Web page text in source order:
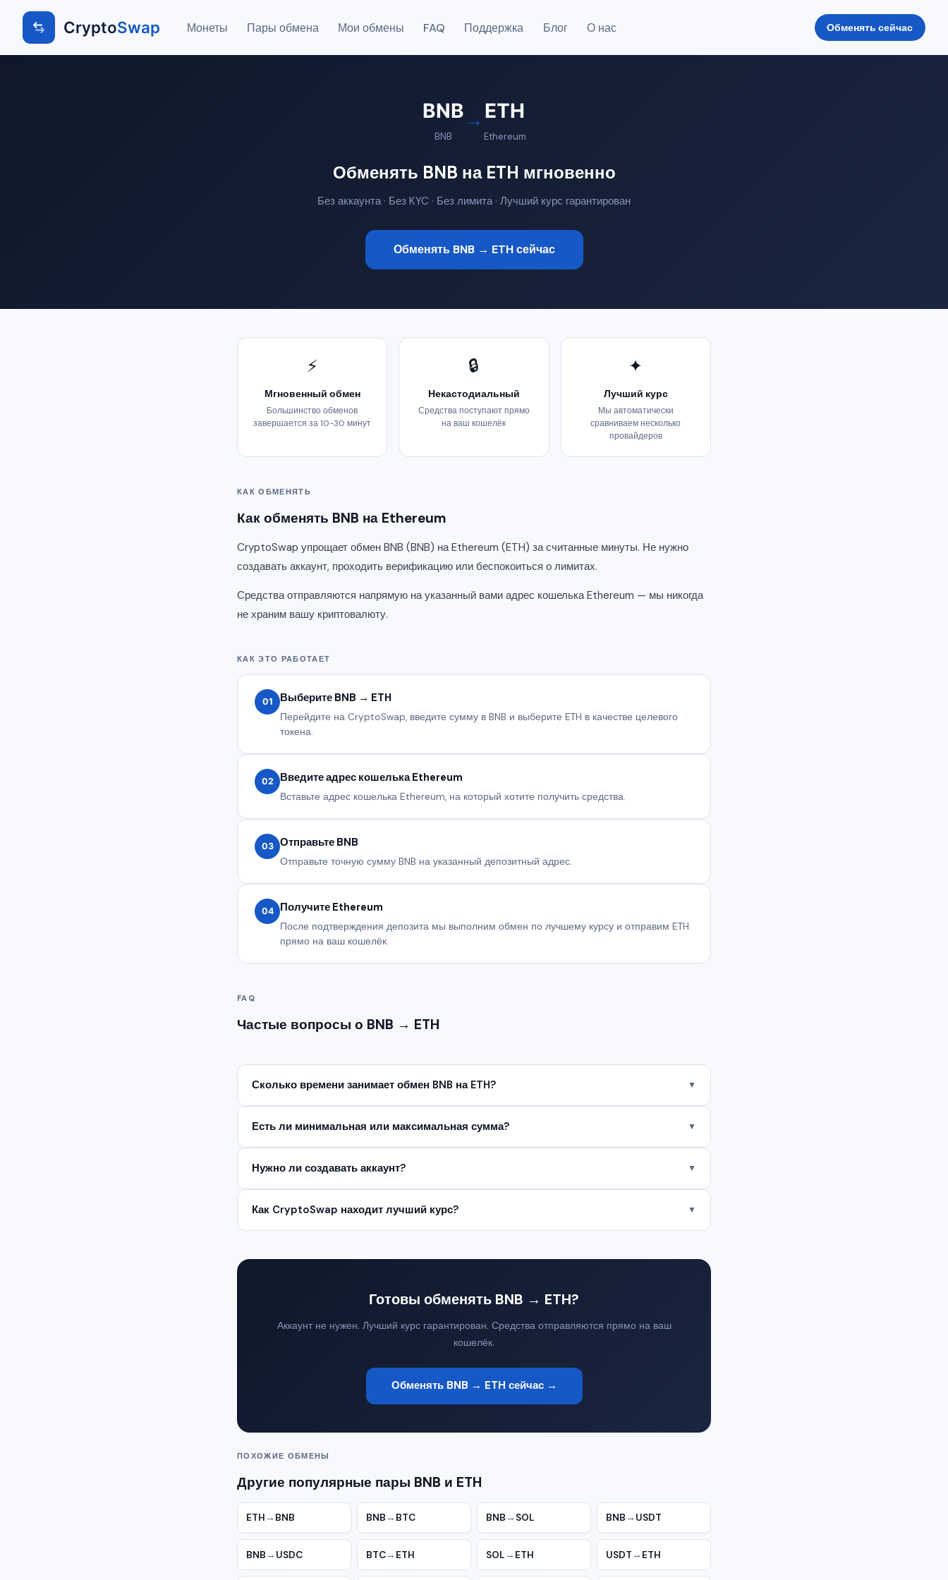
CryptoSwap Монеты Пары обмена Мои обмены FAQ Поддержка Блог О нас Обменять сейчас
BNB
BNB
→ ETH
Ethereum
Обменять BNB на ETH мгновенно
Без аккаунта · Без KYC · Без лимита · Лучший курс гарантирован
Обменять BNB → ETH сейчас
⚡
Мгновенный обмен
Большинство обменов
завершается за 10-30 минут
🔒
Некастодиальный
Средства поступают прямо
на ваш кошелёк
✦
Лучший курс
Мы автоматически
сравниваем несколько
провайдеров
КАК ОБМЕНЯТЬ
Как обменять BNB на Ethereum
CryptoSwap упрощает обмен BNB (BNB) на Ethereum (ETH) за считанные минуты. Не нужно
создавать аккаунт, проходить верификацию или беспокоиться о лимитах.
Средства отправляются напрямую на указанный вами адрес кошелька Ethereum — мы никогда
не храним вашу криптовалюту.
КАК ЭТО РАБОТАЕТ
01 Выберите BNB → ETH
Перейдите на CryptoSwap, введите сумму в BNB и выберите ETH в качестве целевого
токена.
02 Введите адрес кошелька Ethereum
Вставьте адрес кошелька Ethereum, на который хотите получить средства.
03 Отправьте BNB
Отправьте точную сумму BNB на указанный депозитный адрес.
04 Получите Ethereum
После подтверждения депозита мы выполним обмен по лучшему курсу и отправим ETH
прямо на ваш кошелёк.
FAQ
Частые вопросы о BNB → ETH
Сколько времени занимает обмен BNB на ETH? ▼
Есть ли минимальная или максимальная сумма? ▼
Нужно ли создавать аккаунт? ▼
Как CryptoSwap находит лучший курс? ▼
Готовы обменять BNB → ETH?
Аккаунт не нужен. Лучший курс гарантирован. Средства отправляются прямо на ваш
кошелёк.
Обменять BNB → ETH сейчас →
ПОХОЖИЕ ОБМЕНЫ
Другие популярные пары BNB и ETH
ETH → BNB BNB → BTC BNB → SOL BNB → USDT
BNB → USDC BTC→ ETH SOL → ETH USDT → ETH